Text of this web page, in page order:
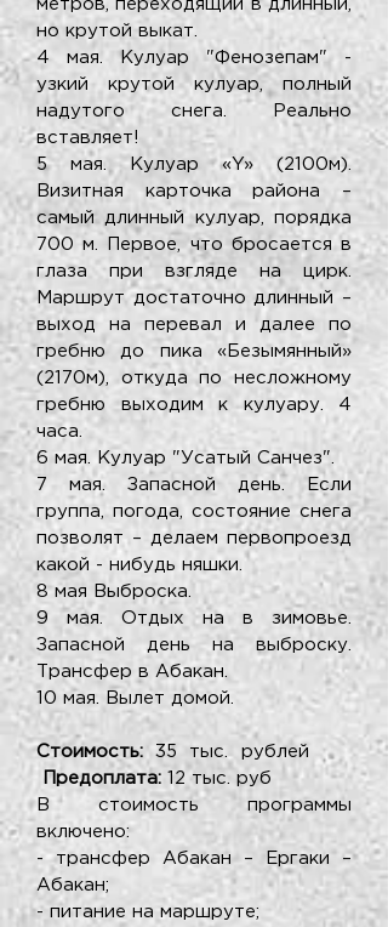
метров, переходящий в длинный,
но крутой выкат.
4 мая. Кулуар "Фенозепам" -
узкий крутой кулуар, полный
надутого снега. Реально
вставляет!
5 мая. Кулуар «Y» (2100м).
Визитная карточка района –
самый длинный кулуар, порядка
700 м. Первое, что бросается в
глаза при взгляде на цирк.
Маршрут достаточно длинный –
выход на перевал и далее по
гребню до пика «Безымянный»
(2170м), откуда по несложному
гребню выходим к кулуару. 4
часа.
6 мая. Кулуар "Усатый Санчез".
7 мая. Запасной день. Если
группа, погода, состояние снега
позволят – делаем первопроезд
какой - нибудь няшки.
8 мая Выброска.
9 мая. Отдых на в зимовье.
Запасной день на выброску.
Трансфер в Абакан.
10 мая. Вылет домой.
Стоимость: 35 тыс. рублей
Предоплата: 12 тыс. руб
В стоимость программы
включено:
- трансфер Абакан – Ергаки –
Абакан;
- питание на маршруте;